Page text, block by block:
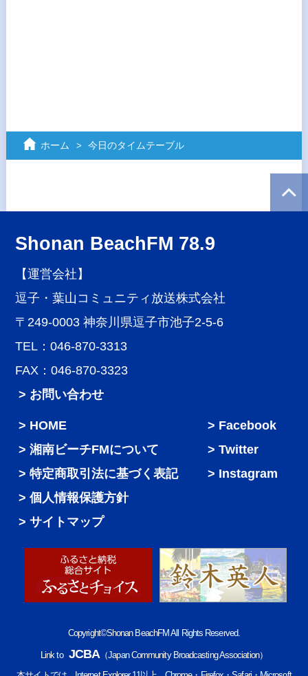
ホーム 今日のタイムテーブル
Shonan BeachFM 78.9
【運営会社】
逗子・葉山コミュニティ放送株式会社
〒249-0003 神奈川県逗子市池子2-5-6
TEL：046-870-3313
FAX：046-870-3323
> お問い合わせ
HOME
湘南ビーチFMについて
特定商取引法に基づく表記
個人情報保護方針
サイトマップ
Facebook
Twitter
Instagram
Copyright©Shonan BeachFM All Rights Reserved.
Link to JCBA（Japan Community Broadcasting Association）